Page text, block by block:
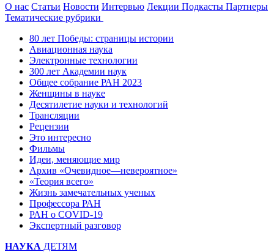
О нас Статьи Новости Интервью Лекции Подкасты Партнеры
Тематические рубрики
80 лет Победы: страницы истории
Авиационная наука
Электронные технологии
300 лет Академии наук
Общее собрание РАН 2023
Женщины в науке
Десятилетие науки и технологий
Трансляции
Рецензии
Это интересно
Фильмы
Идеи, меняющие мир
Архив «Очевидное—невероятное»
«Теория всего»
Жизнь замечательных ученых
Профессора РАН
РАН о COVID-19
Экспертный разговор
НАУКА ДЕТЯМ